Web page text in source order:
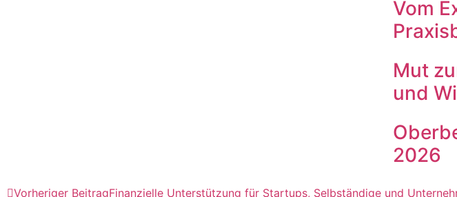
Vom
Mut
und
2026
Vorheriger BeitragFinanzielle Unterstützung für Startups, Selbständige und